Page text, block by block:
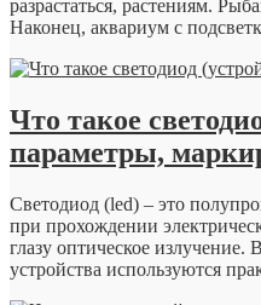
разрастаться, растениям.
Наконец, аквариум с
Что такое
параметры,
Светодиод (led) – это
при прохождении
глазу оптическое излучение.
устройства используются